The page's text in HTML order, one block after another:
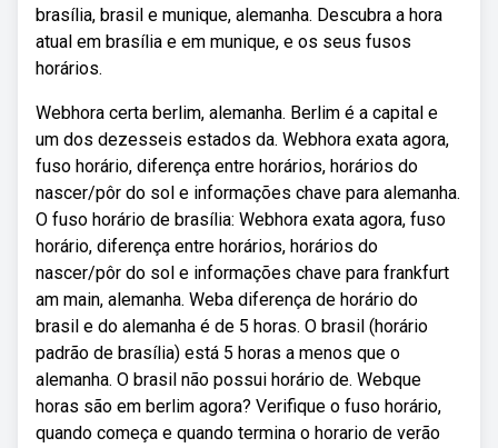
brasília, brasil e munique, alemanha. Descubra a hora
atual em brasília e em munique, e os seus fusos
horários.
Webhora certa berlim, alemanha. Berlim é a capital e
um dos dezesseis estados da. Webhora exata agora,
fuso horário, diferença entre horários, horários do
nascer/pôr do sol e informações chave para alemanha.
O fuso horário de brasília: Webhora exata agora, fuso
horário, diferença entre horários, horários do
nascer/pôr do sol e informações chave para frankfurt
am main, alemanha. Weba diferença de horário do
brasil e do alemanha é de 5 horas. O brasil (horário
padrão de brasília) está 5 horas a menos que o
alemanha. O brasil não possui horário de. Webque
horas são em berlim agora? Verifique o fuso horário,
quando começa e quando termina o horario de verão